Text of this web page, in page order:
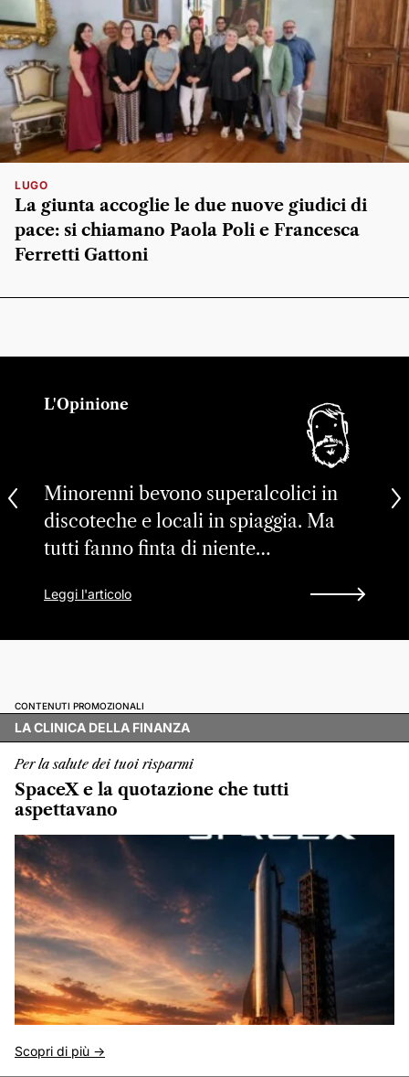
LUGO
La giunta accoglie le due nuove giudici di
pace: si chiamano Paola Poli e Francesca
Ferretti Gattoni
L'Opinione
Minorenni bevono superalcolici in
discoteche e locali in spiaggia. Ma
tutti fanno finta di niente…
Leggi l'articolo
CONTENUTI PROMOZIONALI
LA CLINICA DELLA FINANZA
Per la salute dei tuoi risparmi
SpaceX e la quotazione che tutti
aspettavano
Scopri di più ->